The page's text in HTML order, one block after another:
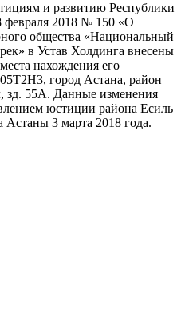
и развитию Республики
февраля 2018 № 150 «О
общества «Национальный
в Устав Холдинга внесены
нахождения его
город Астана, район
зд. 55А. Данные изменения
юстиции района Есиль
Астаны 3 марта 2018 года.